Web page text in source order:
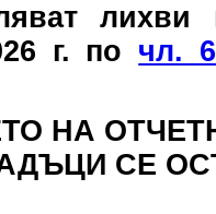
г. по чл.
НА
СЕ